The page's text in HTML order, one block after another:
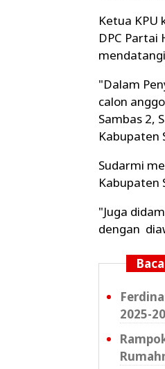
Ketua KPU
DPC Partai
"Dalam
calon
Sambas 2,
Kabupaten
Sudarmi
Kabupaten
"Juga
dengan
2025-